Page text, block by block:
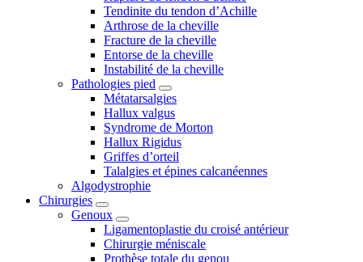
Tendinite du tendon d’Achille
Arthrose de la cheville
Fracture de la cheville
Entorse de la cheville
Instabilité de la cheville
Pathologies pied
Métatarsalgies
Hallux valgus
Syndrome de Morton
Hallux Rigidus
Griffes d’orteil
Talalgies et épines calcanéennes
Algodystrophie
Chirurgies
Genoux
Ligamentoplastie du croisé antérieur
Chirurgie méniscale
Prothèse totale du genou